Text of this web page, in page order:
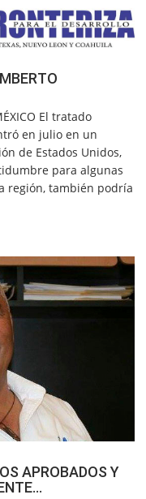
El tratado
en julio en un
de Estados Unidos,
para algunas
región, también podría
APROBADOS Y